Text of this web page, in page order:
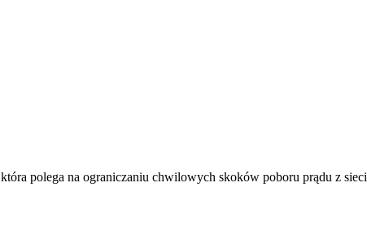
polega na ograniczaniu chwilowych skoków poboru prądu z sieci